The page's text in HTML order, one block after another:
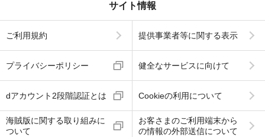
サイト情報
ご利用規約 提供事業者等に関する表示
プライバシーポリシー 健全なサービスに向けて
dアカウント2段階認証とは Cookieの利用について
海賊版に関する取り組みに
ついて
お客さまのご利用端末から
の情報の外部送信について